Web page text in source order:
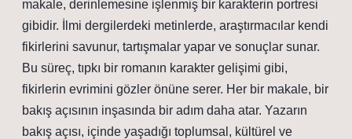
makale, derinlemesine işlenmiş bir karakterin portresi
gibidir. İlmi dergilerdeki metinlerde, araştırmacılar kendi
fikirlerini savunur, tartışmalar yapar ve sonuçlar sunar.
Bu süreç, tıpkı bir romanın karakter gelişimi gibi,
fikirlerin evrimini gözler önüne serer. Her bir makale, bir
bakış açısının inşasında bir adım daha atar. Yazarın
bakış açısı, içinde yaşadığı toplumsal, kültürel ve